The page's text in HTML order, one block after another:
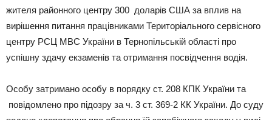
жителя районного центру 300 доларів США за вплив на
вирішення питання працівниками Територіального сервісного
центру РСЦ МВС України в Тернопільській області про
успішну здачу екзаменів та отримання посвідчення водія.
Особу затримано особу в порядку ст. 208 КПК України та
повідомлено про підозру за ч. 3 ст. 369-2 КК України. До суду